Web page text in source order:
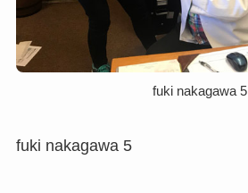
fuki nakagawa 5
fuki nakagawa 5